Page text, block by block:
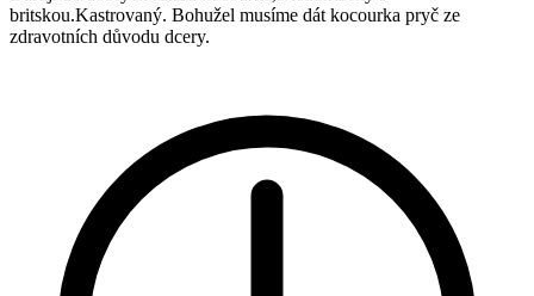
britskou.Kastrovaný. Bohužel musíme dát kocourka pryč ze
zdravotních důvodu dcery.